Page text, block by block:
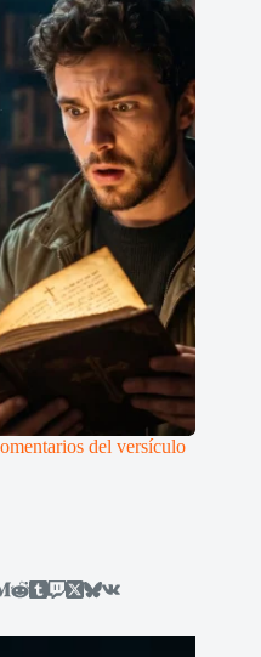
del versículo